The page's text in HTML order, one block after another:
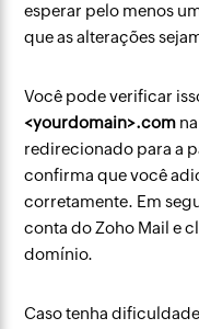
esperar pelo menos
que as alterações
Você pode verificar
<yourdomain>.com
redirecionado para a
confirma que você
corretamente. Em
conta do Zoho Mail e
domínio.
Caso tenha